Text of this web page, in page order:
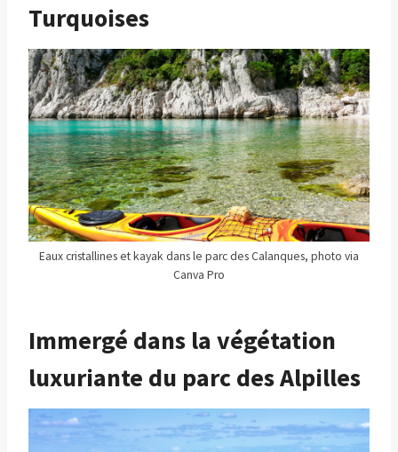
Turquoises
Eaux cristallines et kayak dans le parc des Calanques, photo via
Canva Pro
Immergé dans la végétation
luxuriante du parc des Alpilles